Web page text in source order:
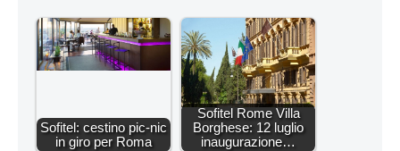
Sofitel: cestino pic-nic
in giro per Roma
Sofitel Rome Villa
Borghese: 12 luglio
inaugurazione…